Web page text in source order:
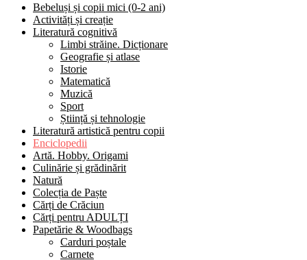
Bebeluși și copii mici (0-2 ani)
Activități și creație
Literatură cognitivă
Limbi străine. Dicționare
Geografie și atlase
Istorie
Matematică
Muzică
Sport
Știință și tehnologie
Literatură artistică pentru copii
Enciclopedii
Artă. Hobby. Origami
Culinărie și grădinărit
Natură
Colecția de Paște
Cărți de Crăciun
Cărți pentru ADULȚI
Papetărie & Woodbags
Carduri poștale
Carnete